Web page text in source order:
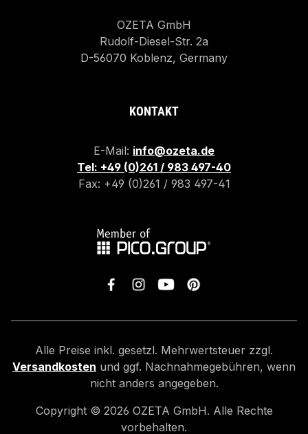
OZETA GmbH
Rudolf-Diesel-Str. 2a
D-56070 Koblenz, Germany
KONTAKT
E-Mail: info@ozeta.de
Tel: +49 (0)261 / 983 497-40
Fax: +49 (0)261 / 983 497-41
Alle Preise inkl. gesetzl. Mehrwertsteuer zzgl.
Versandkosten und ggf. Nachnahmegebühren, wenn
nicht anders angegeben.
Copyright © 2026 OZETA GmbH. Alle Rechte
vorbehalten.